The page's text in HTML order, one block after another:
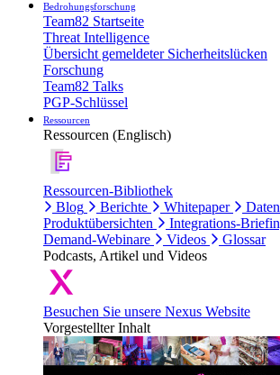
Bedrohungsforschung
Team82 Startseite
Threat Intelligence
Übersicht gemeldeter Sicherheitslücken
Forschung
Team82 Talks
PGP-Schlüssel
Ressourcen
Ressourcen (Englisch)
Ressourcen-Bibliothek
Blog
Berichte Whitepaper
Produktübersichten
Integrations-
Demand-Webinare
Videos
Glossar
Podcasts, Artikel und Videos
Besuchen Sie unsere Nexus Website
Vorgestellter Inhalt